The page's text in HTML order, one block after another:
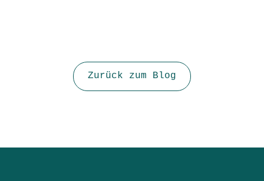
Zurück zum Blog